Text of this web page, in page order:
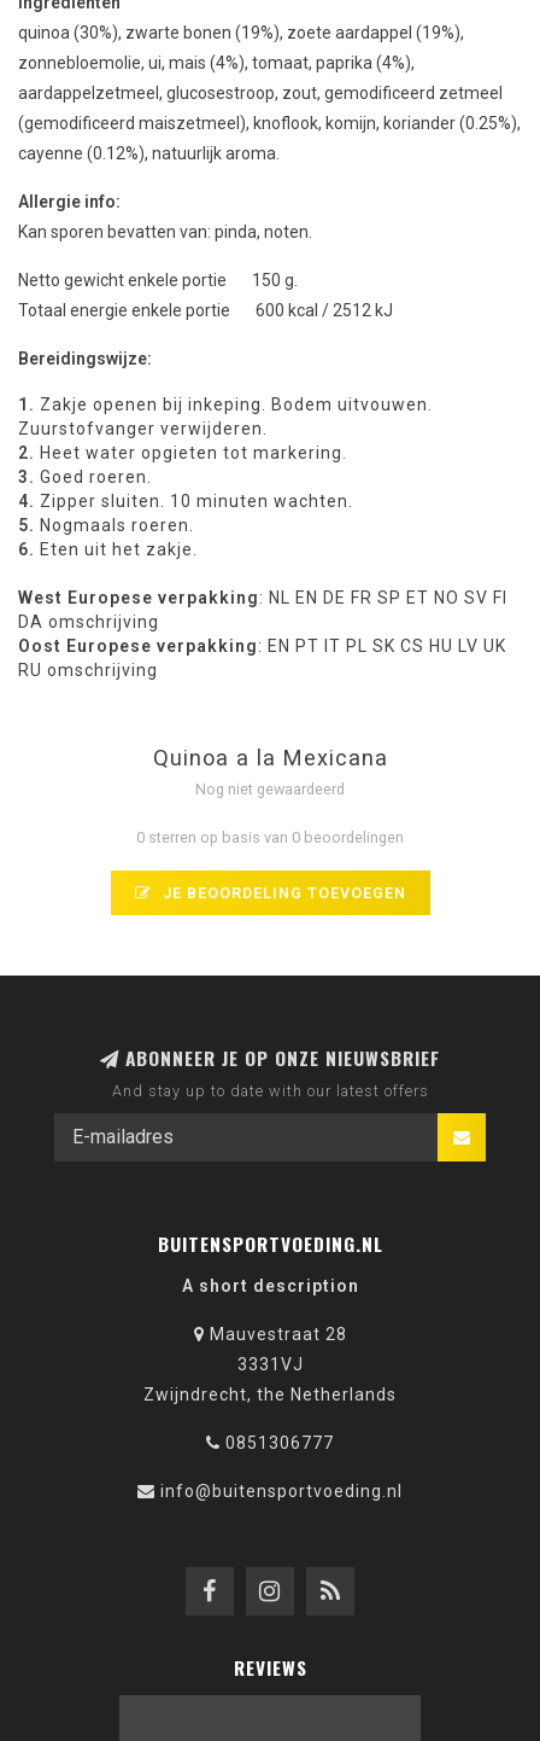
quinoa (30%), zwarte bonen (19%), zoete aardappel (19%),
zonnebloemolie, ui, mais (4%), tomaat, paprika (4%),
aardappelzetmeel, glucosestroop, zout, gemodificeerd zetmeel
(gemodificeerd maiszetmeel), knoflook, komijn, koriander (0.25%),
cayenne (0.12%), natuurlijk aroma.
Allergie info:
Kan sporen bevatten van: pinda, noten.
Netto gewicht enkele portie 150 g.
Totaal energie enkele portie 600 kcal / 2512 kJ
Bereidingswijze:
1. Zakje openen bij inkeping. Bodem uitvouwen.
Zuurstofvanger verwijderen.
2. Heet water opgieten tot markering.
3. Goed roeren.
4. Zipper sluiten. 10 minuten wachten.
5. Nogmaals roeren.
6. Eten uit het zakje.
West Europese verpakking: NL EN DE FR SP ET NO SV FI
DA omschrijving
Oost Europese verpakking: EN PT IT PL SK CS HU LV UK
RU omschrijving
Quinoa a la Mexicana
Nog niet gewaardeerd
0 sterren op basis van 0 beoordelingen
JE BEOORDELING TOEVOEGEN
ABONNEER JE OP ONZE NIEUWSBRIEF
And stay up to date with our latest offers
BUITENSPORTVOEDING.NL
A short description
Mauvestraat 28
3331VJ
Zwijndrecht, the Netherlands
0851306777
info@buitensportvoeding.nl
REVIEWS